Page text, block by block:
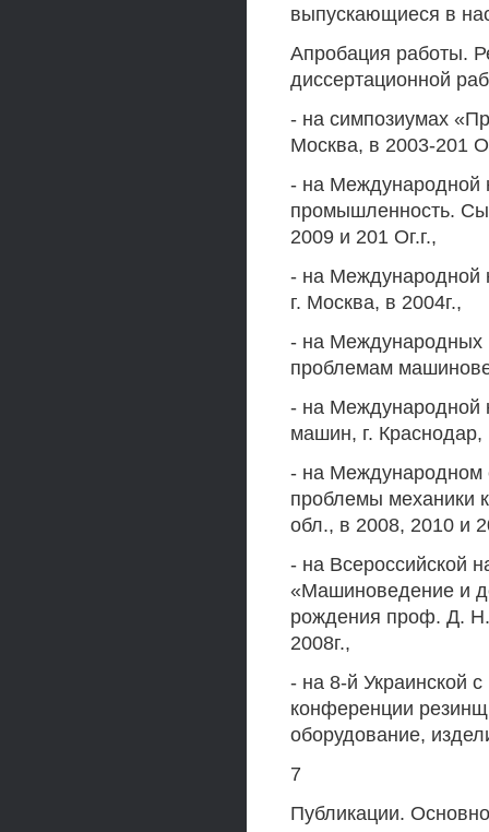
выпускающиеся в
Апробация работы.
диссертационной
- на симпозиумах
Москва, в 2003-201
- на Международной
промышленность.
2009 и 201 Ог.г.,
- на Международной
г. Москва, в 2004г.,
- на Международных
проблемам
- на Международной
машин, г. Краснодар,
- на Международном
проблемы механики
обл., в 2008, 2010 и
- на Всероссийской
«Машиноведение и
рождения проф. Д.
2008г.,
- на 8-й Украинской
конференции
оборудование,
7
Публикации.